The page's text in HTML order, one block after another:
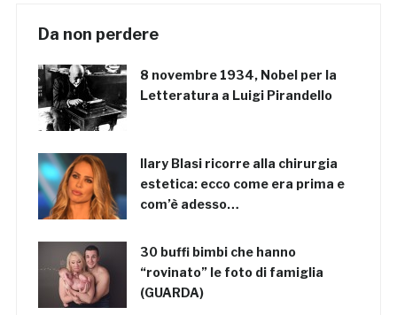
Da non perdere
8 novembre 1934, Nobel per la
Letteratura a Luigi Pirandello
Ilary Blasi ricorre alla chirurgia
estetica: ecco come era prima e
com’è adesso…
30 buffi bimbi che hanno
“rovinato” le foto di famiglia
(GUARDA)